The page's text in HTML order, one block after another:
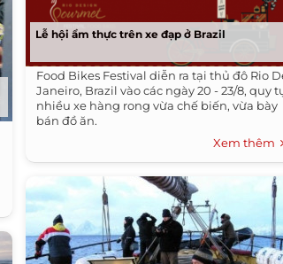
Lễ hội ẩm thực trên xe đạp ở Brazil
Food Bikes Festival diễn ra tại thủ đô Rio
Janeiro, Brazil vào các ngày 20 - 23/8, quy
nhiều xe hàng rong vừa chế biến, vừa bày
bán đồ ăn.
Xem thêm